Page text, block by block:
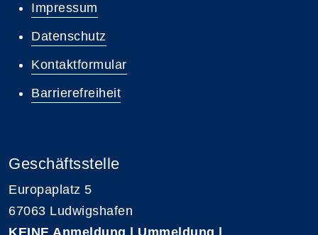
Impressum
Datenschutz
Kontaktformular
Barrierefreiheit
Geschäftsstelle
Europaplatz 5
67063 Ludwigshafen
KEINE Anmeldung | Ummeldung |